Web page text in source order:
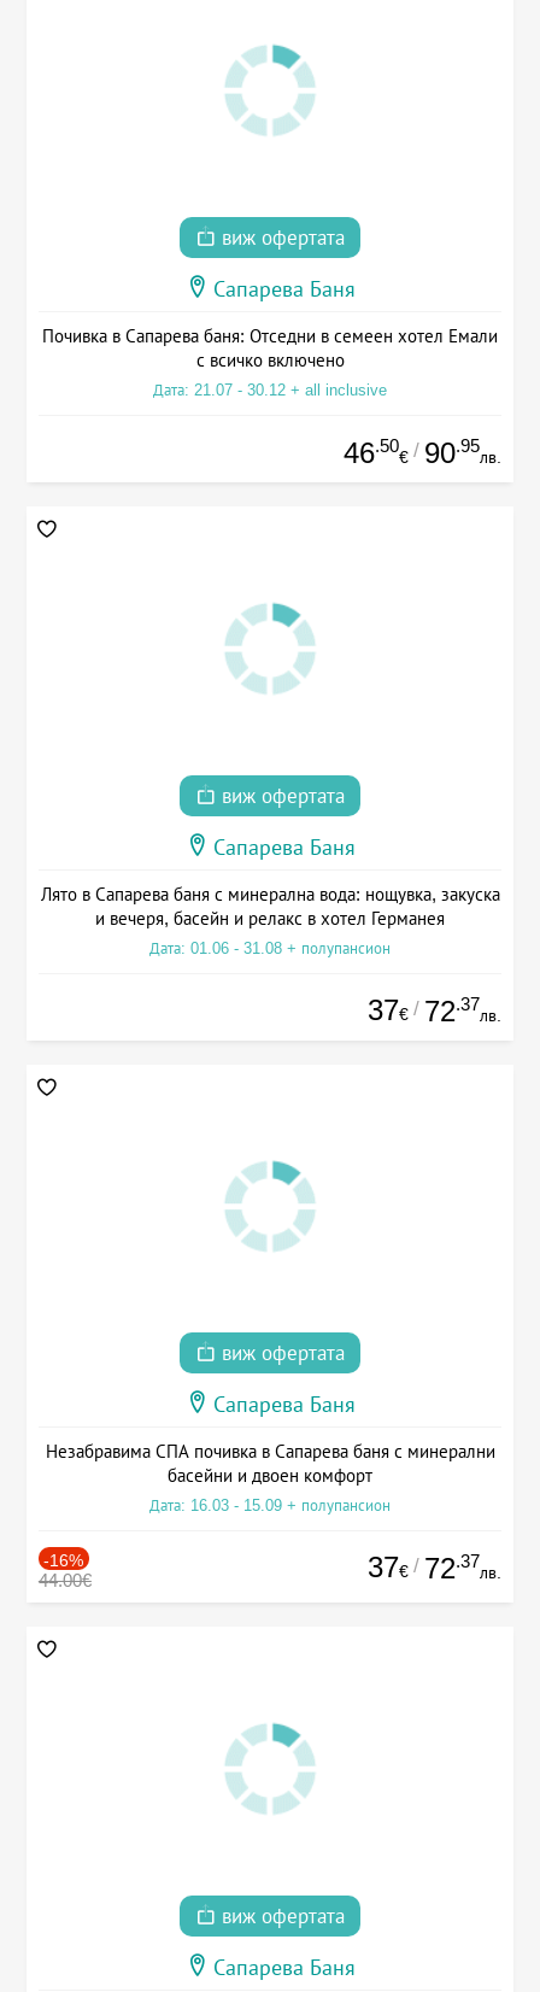
виж офертата
Сапарева Баня
Почивка в Сапарева баня: Отседни в семеен хотел Емали
с всичко включено
Дата: 21.07 - 30.12 + all inclusive
46.50
€ / 90.95
лв.
виж офертата
Сапарева Баня
Лято в Сапарева баня с минерална вода: нощувка, закуска
и вечеря, басейн и релакс в хотел Германея
Дата: 01.06 - 31.08 + полупансион
37€ / 72.37
лв.
виж офертата
Сапарева Баня
Незабравима СПА почивка в Сапарева баня с минерални
басейни и двоен комфорт
Дата: 16.03 - 15.09 + полупансион
-16%
44.00€ 37€ / 72.37
лв.
виж офертата
Сапарева Баня